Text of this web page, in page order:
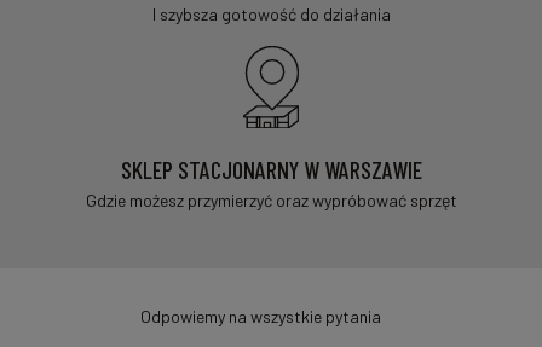
I szybsza gotowość do działania
SKLEP STACJONARNY W WARSZAWIE
Gdzie możesz przymierzyć oraz wypróbować sprzęt
Odpowiemy na wszystkie pytania